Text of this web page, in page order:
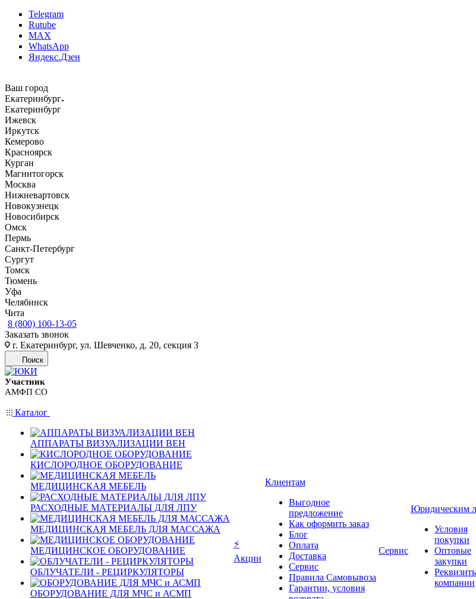
Telegram
Rutube
MAX
WhatsApp
Яндекс.Дзен
Ваш город
Екатеринбург
Екатеринбург
Ижевск
Иркутск
Кемерово
Красноярск
Курган
Магнитогорск
Москва
Нижневартовск
Новокузнецк
Новосибирск
Омск
Пермь
Санкт-Петербург
Сургут
Томск
Тюмень
Уфа
Челябинск
Чита
8 (800) 100-13-05
Заказать звонок
г. Екатеринбург, ул. Шевченко, д. 20, секция 3
Поиск
Участник
АМФП СО
Каталог
АППАРАТЫ ВИЗУАЛИЗАЦИИ ВЕН
КИСЛОРОДНОЕ ОБОРУДОВАНИЕ
МЕДИЦИНСКАЯ МЕБЕЛЬ
РАСХОДНЫЕ МАТЕРИАЛЫ ДЛЯ ЛПУ
МЕДИЦИНСКАЯ МЕБЕЛЬ ДЛЯ МАССАЖА
МЕДИЦИНСКОЕ ОБОРУДОВАНИЕ
ОБЛУЧАТЕЛИ - РЕЦИРКУЛЯТОРЫ
ОБОРУДОВАНИЕ ДЛЯ МЧС и АСМП
⚡
Акции
Клиентам
Выгодное
предложение
Как оформить заказ
Блог
Оплата
Доставка
Сервис
Правила Самовывоза
Гарантии, условия
Сервис
Юридическим
Условия
покупки
Оптовые
закупки
компании